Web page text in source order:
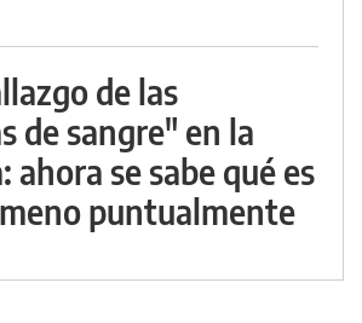
de las
de sangre" en la
se sabe qué es
puntualmente